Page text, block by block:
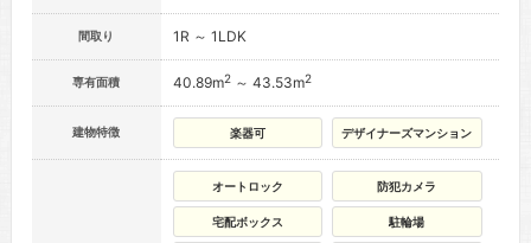
間取り 1R ～ 1LDK
専有面積 40.89m2～ 43.53m2
建物特徴 楽器可 デザイナーズマンション
オートロック 防犯カメラ
宅配ボックス 駐輪場